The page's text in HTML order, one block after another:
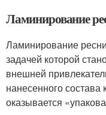
Ламинирование
Ламинирование
задачей которой
внешней
нанесенного
оказывается